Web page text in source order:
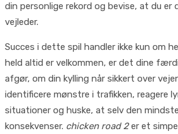
din personlige rekord og bevise, at du er
vejleder.
Succes i dette spil handler ikke kun om
held altid er velkommen, er det dine
afgør, om din kylling når sikkert over
identificere mønstre i trafikken, reagere
situationer og huske, at selv den
konsekvenser. chicken road 2er et